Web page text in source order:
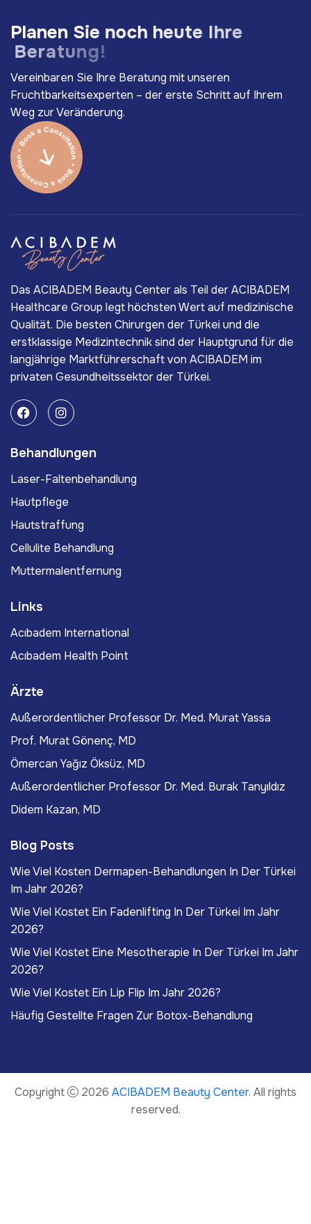
Planen Sie noch heute Ihre
Beratung!
Vereinbaren Sie Ihre Beratung mit unseren
Fruchtbarkeitsexperten – der erste Schritt auf Ihrem
Weg zur Veränderung.
Das ACIBADEM Beauty Center als Teil der ACIBADEM
Healthcare Group legt höchsten Wert auf medizinische
Qualität. Die besten Chirurgen der Türkei und die
erstklassige Medizintechnik sind der Hauptgrund für die
langjährige Marktführerschaft von ACIBADEM im
privaten Gesundheitssektor der Türkei.
Behandlungen
Laser-Faltenbehandlung
Hautpflege
Hautstraffung
Cellulite Behandlung
Muttermalentfernung
Links
Acıbadem International
Acıbadem Health Point
Ärzte
Außerordentlicher Professor Dr. Med. Murat Yassa
Prof. Murat Gönenç, MD
Ömercan Yağız Öksüz, MD
Außerordentlicher Professor Dr. Med. Burak Tanyıldız
Didem Kazan, MD
Blog Posts
Wie Viel Kosten Dermapen-Behandlungen In Der Türkei
Im Jahr 2026?
Wie Viel Kostet Ein Fadenlifting In Der Türkei Im Jahr
2026?
Wie Viel Kostet Eine Mesotherapie In Der Türkei Im Jahr
2026?
Wie Viel Kostet Ein Lip Flip Im Jahr 2026?
Häufig Gestellte Fragen Zur Botox-Behandlung
Copyright 2026 ACIBADEM Beauty Center. All rights
reserved.